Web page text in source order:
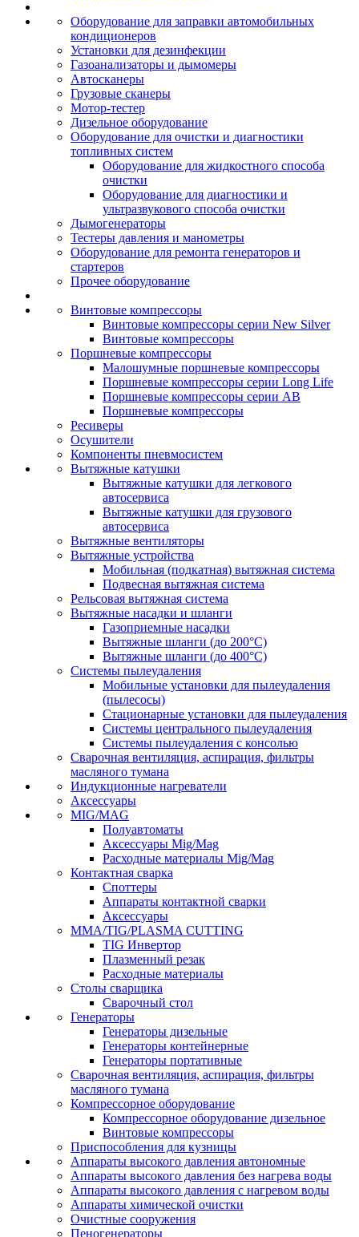
Оборудование для заправки автомобильных
кондиционеров
Установки для дезинфекции
Газоанализаторы и дымомеры
Автосканеры
Грузовые сканеры
Мотор-тестер
Дизельное оборудование
Оборудование для очистки и диагностики
топливных систем
Оборудование для жидкостного способа
очистки
Оборудование для диагностики и
ультразвукового способа очистки
Дымогенераторы
Тестеры давления и манометры
Оборудование для ремонта генераторов и
стартеров
Прочее оборудование
Винтовые компрессоры
Винтовые компрессоры серии New Silver
Винтовые компрессоры
Поршневые компрессоры
Малошумные поршневые компрессоры
Поршневые компрессоры серии Long Life
Поршневые компрессоры серии AB
Поршневые компрессоры
Ресиверы
Осушители
Компоненты пневмосистем
Вытяжные катушки
Вытяжные катушки для легкового
автосервиса
Вытяжные катушки для грузового
автосервиса
Вытяжные вентиляторы
Вытяжные устройства
Мобильная (подкатная) вытяжная система
Подвесная вытяжная система
Рельсовая вытяжная система
Вытяжные насадки и шланги
Газоприемные насадки
Вытяжные шланги (до 200°C)
Вытяжные шланги (до 400°C)
Системы пылеудаления
Мобильные установки для пылеудаления
(пылесосы)
Стационарные установки для пылеудаления
Системы центрального пылеудаления
Системы пылеудаления с консолью
Сварочная вентиляция, аспирация, фильтры
масляного тумана
Индукционные нагреватели
Аксессуары
MIG/MAG
Полуавтоматы
Аксессуары Mig/Mag
Расходные материалы Mig/Mag
Контактная сварка
Споттеры
Аппараты контактной сварки
Аксессуары
MMA/TIG/PLASMA CUTTING
TIG Инвертор
Плазменный резак
Расходные материалы
Столы сварщика
Сварочный стол
Генераторы
Генераторы дизельные
Генераторы контейнерные
Генераторы портативные
Сварочная вентиляция, аспирация, фильтры
масляного тумана
Компрессорное оборудование
Компрессорное оборудование дизельное
Винтовые компрессоры
Приспособления для кузницы
Аппараты высокого давления автономные
Аппараты высокого давления без нагрева воды
Аппараты высокого давления с нагревом воды
Аппараты химической очистки
Очистные сооружения
Пеногенераторы